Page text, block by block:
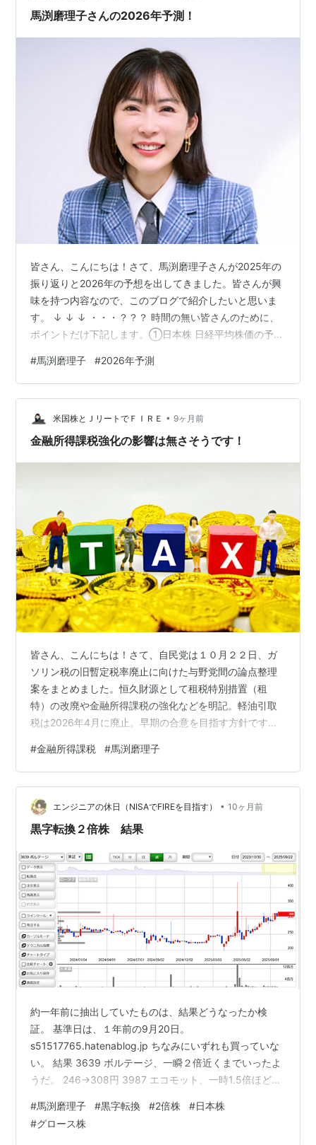
馬渕磨理子さんの2026年予測！
皆さん、こんにちは！さて、馬渕磨理子さんが2025年の
振り返りと2026年の予想を出してきました。皆さんが興
味を持つ内容なので、このブログで紹介したいと思いま
す。 ↓ ↓ ↓ ・・・？？？ 時間の無い皆さんのために、
ポイントだけ下記します。①日本株 日経平均株価の予想
が、高市総理が長期政権を維持できれば、インフレが続
き、6万円到達も視野に入る。 ②米国株（Ｓ＆Ｐ５０
０） ＥＰＳ成長見通し１５％はありそうなので、上を＋
１５％、下をー２０％と予想。そうすると、Ｓ＆Ｐ５０
０の下値は５,４４０ポイント、上値は強くて８,０００ポ
#馬渕磨理子 #2026年予測
米国株とＪリートでＦＩＲＥ • 9ヶ月前
金融所得課税強化の影響は無さそうです！
皆さん、こんにちは！さて、自民党は１０月２２日、ガ
ソリン税の旧暫定税率廃止に向けた与野党間の論点整理
案をまとめました。恒久財源として租税特別措置（租
特）の改廃や金融所得課税の強化などを明記。軽油引取
税は2026年4月に廃止。早期の合意を目指す方針です。
上がりつつあります。 ↓ ↓ ↓＜参考＞日経新聞 （２０
２５年１０月２２日） ・・・？？？金融所得課税につい
ては、馬淵磨理子さんの考えが私と同じなので紹介した
いと思います。＜馬淵磨理子さんの考え＞・すでに３０
億円以上の株の売却益がある人に関しては、どんどん課
#金融所得課税 #馬渕磨理子
エンジニアの休日（NISAでFIREを目指す） • 10ヶ月前
黒字転換２倍株 結果
約一年前に抽出していたものは、結果どうなったか検
証。 基準日は、１年前の9月20日。
s51517765.hatenablog.jp ちなみにいずれも買っていな
い。 結果 3639 ボルテージ、一瞬２倍近くまでいったよ
うだ。 246→308円 3987 エコモット、一時1.5倍ほどま
ト、２倍近くになっている。あたり銘柄。 399→634円
4448 ｋｕｂｅｌｌ、こちらも一瞬上がったが。
#馬渕磨理子 #黒字転換 #2倍株 #日本株
#グロース株